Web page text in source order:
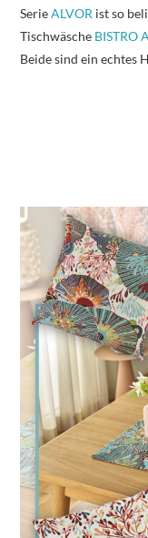
SerieALVOR ist so
Tischwäsche BISTRO
Beide sind ein echtes